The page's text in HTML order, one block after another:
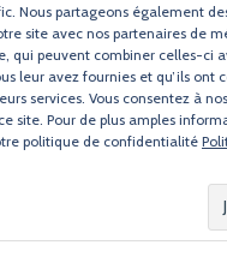
2015 à 21:15
pour cette excellente
un gateau et je ne l’ai trouvé
de crème. Est-ce que j’aurais
plus ferme?
Nous partageons également
site avec nos partenaires de
qui peuvent combiner celles-ci
leur avez fournies et qu’ils ont
services. Vous consentez à
site. Pour de plus amples
politique de confidentialité